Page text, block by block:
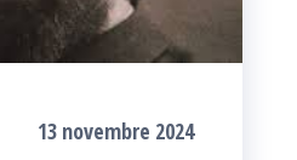
13 novembre 2024